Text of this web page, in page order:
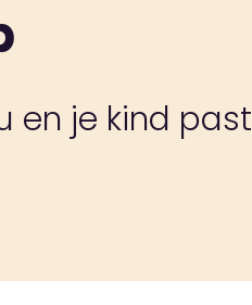
en je kind past